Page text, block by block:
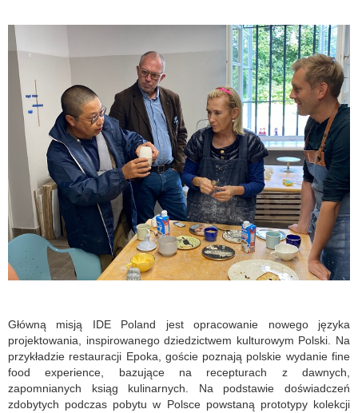
Główną misją IDE Poland jest opracowanie nowego języka
projektowania, inspirowanego dziedzictwem kulturowym Polski. Na
przykładzie restauracji Epoka, goście poznają polskie wydanie fine
food experience, bazujące na recepturach z dawnych,
zapomnianych ksiąg kulinarnych. Na podstawie doświadczeń
zdobytych podczas pobytu w Polsce powstaną prototypy kolekcji